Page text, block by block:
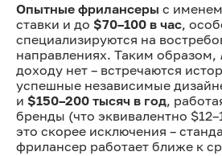
Опытные фрилансеры с
ставки и до $70–100 в час,
специализируются на
направлениях. Таким образом,
доходу нет – встречаются
успешные независимые
и $150–200 тысяч в год,
бренды (что эквивалентно
это скорее исключения –
фрилансер работает ближе к